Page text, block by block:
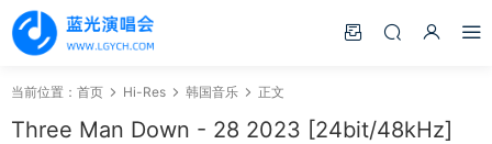
当前位置： 首页 Hi-Res 韩国音乐 正文
Three Man Down - 28 2023 [24bit/48kHz]